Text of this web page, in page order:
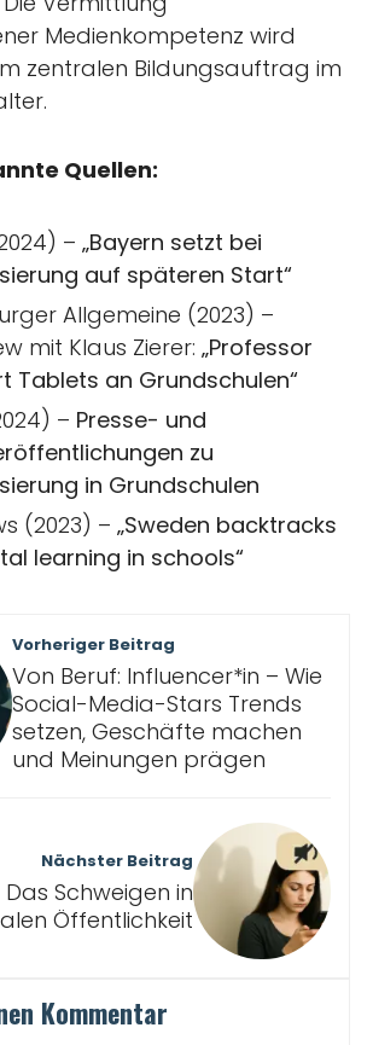
Medienkompetenz wird
zentralen Bildungsauftrag im
Quellen:
–„Bayern setzt bei
auf späteren Start“
Allgemeine (2023) –
mit Klaus Zierer:„Professor
Tablets an Grundschulen“
– Presse- und
zu
in Grundschulen
(2023) –„Sweden backtracks
learning in schools“
Vorheriger Beitrag
Von Beruf: Influencer*in – Wie
Social-Media-Stars Trends
setzen, Geschäfte machen
und Meinungen prägen
Nächster Beitrag
Das Schweigen in
Öffentlichkeit
Kommentar